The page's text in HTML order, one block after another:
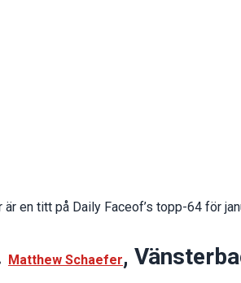
är en titt på Daily Faceof’s topp-64 för
Matthew Schaefer,